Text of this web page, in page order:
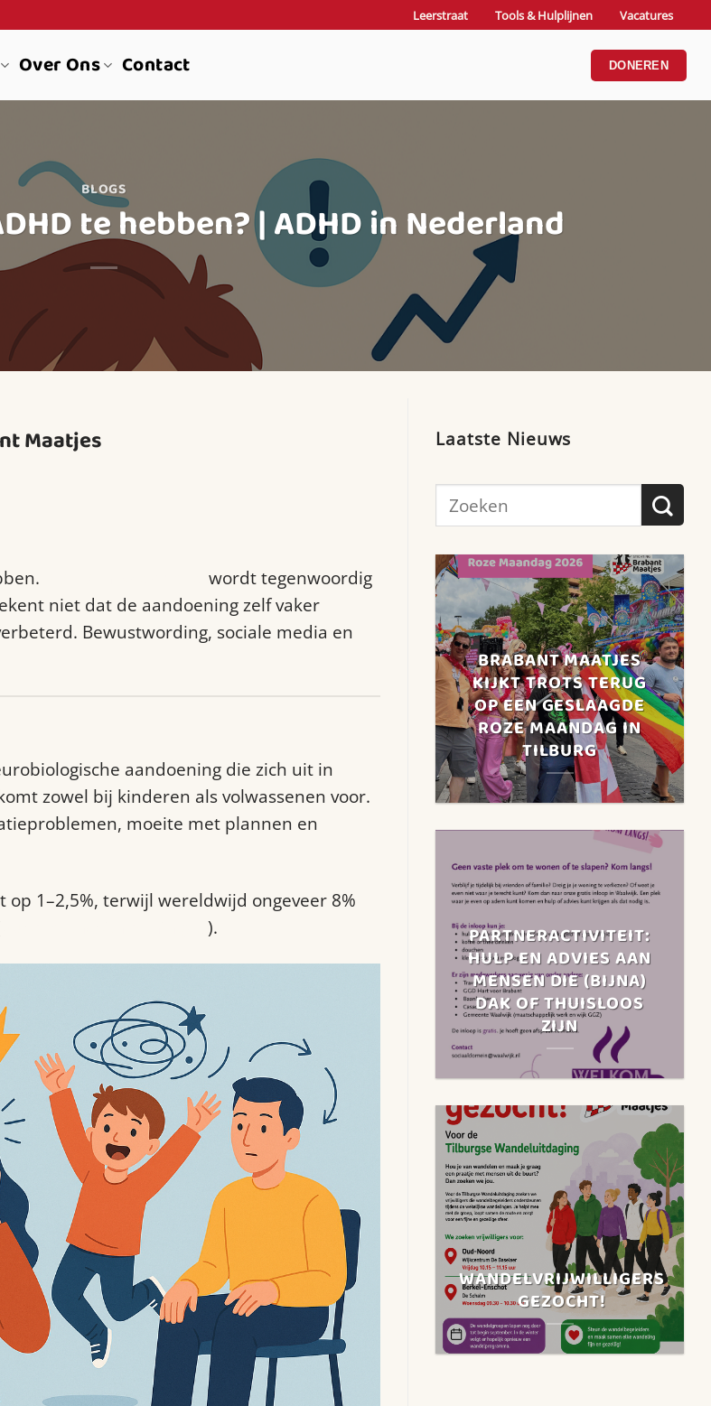
Leerstraat Tools & Hulplijnen Vacatures
Over Ons Contact DONEREN
BLOGS
te hebben? | ADHD in Nederland
Maatjes
wordt tegenwoordig
niet dat de aandoening zelf vaker
Bewustwording, sociale media en
aandoening die zich uit in
zowel bij kinderen als volwassenen voor.
moeite met plannen en
1–2,5%, terwijl wereldwijd ongeveer 8%
).
Laatste Nieuws
BRABANT MAATJES
KIJKT TROTS TERUG
OP EEN GESLAAGDE
ROZE MAANDAG IN
TILBURG
PARTNERACTIVITEIT:
HULP EN ADVIES AAN
MENSEN DIE (BIJNA)
DAK OF THUISLOOS
ZIJN
WANDELVRIJWILLIGERS
GEZOCHT!